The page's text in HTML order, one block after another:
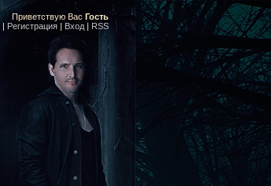
Приветствую Вас Гость
| Регистрация | Вход | RSS